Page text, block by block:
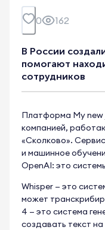
0 162
В России
помогают
сотрудников
Платформа My new
компанией,
«Сколково».
и машинное
OpenAI: это
Whisper — это
может
4 — это система
создавать текст